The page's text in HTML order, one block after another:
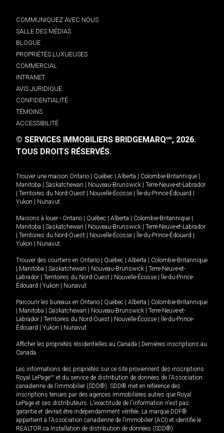
COMMUNIQUEZ AVEC NOUS
SALLE DES MÉDIAS
BLOGUE
PROPRIÉTÉS LUXUEUSES
COMMERCIAL
INTRANET
AVIS JURIDIQUE
CONFIDENTIALITÉ
TÉMOINS
ACCESSIBILITÉ
© SERVICES IMMOBILIERS BRIDGEMARQMD, 2026.
TOUS DROITS RÉSERVÉS.
Trouver une maison Ontario Québec Alberta Colombie-Britannique
Manitoba
Saskatchewan Nouveau-Brunswick
Terre-Neuve-et-Labrador
Territoires du Nord-Ouest Nouvelle-Écosse Île-du-Prince-Édouard
Yukon
Nunavut.
Maisons à louer - Ontario Québec Alberta Colombie-Britannique
Manitoba
Saskatchewan Nouveau-Brunswick
Terre-Neuve-et-Labrador
Territoires du Nord-Ouest Nouvelle-Écosse Île-du-Prince-Édouard
Yukon
Nunavut.
Trouver des courtiers en Ontario Québec Alberta
Colombie-Britannique
Manitoba Saskatchewan Nouveau-Brunswick
Terre-Neuve-et-
Labrador
Territoires du Nord-Ouest Nouvelle-Écosse
Île-du-Prince-
Édouard
Yukon Nunavut
Parcourir les bureaux en Ontario Québec Alberta
Colombie-Britannique
Manitoba Saskatchewan Nouveau-Brunswick
Terre-Neuve-et-
Labrador
Territoires du Nord-Ouest Nouvelle-Écosse
Île-du-Prince-
Édouard
Yukon Nunavut
Afficher les propriétés résidentielles au Canada
Dernières inscriptions au
Canada
Les informations des propriétés sur ce site proviennent des inscriptions
Royal LePageMD et du service de distribution de données de l'Association
canadienne de l’immobilier (SDD®). SDD® met en référence des
inscriptions tenues par des agences immobilières autres que Royal
LePage et ses distributeurs. L'exactitude de l'information n'est pas
garantie et devrait être indépendamment vérifiée. La marque DDF®
appartient à l'Association canadienne de l’immobilier (ACI) et identifie le
REALTOR.ca Installation de distribution de données (SDD®).